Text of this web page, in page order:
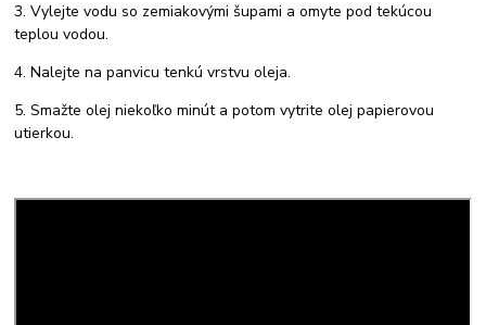
3. Vylejte vodu so zemiakovými šupami a omyte pod tekúcou
teplou vodou.
4. Nalejte na panvicu tenkú vrstvu oleja.
5. Smažte olej niekoľko minút a potom vytrite olej papierovou
utierkou.